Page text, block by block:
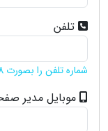
تلفن
شماره تلفن را بصورت 8 رقمی و بدون 026 وارد نمایید .
موبایل مدیر